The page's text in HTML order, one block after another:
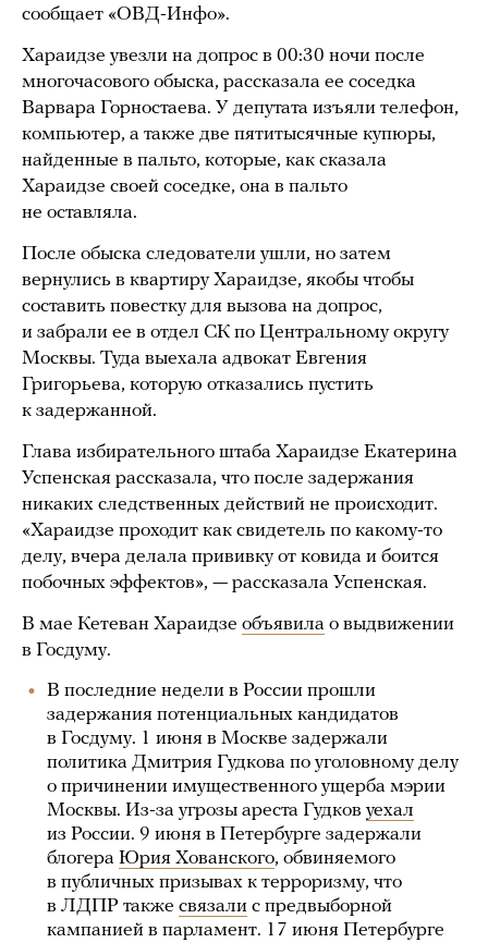
сообщает «ОВД-Инфо».
Хараидзе увезли на допрос в 00:30 ночи после
многочасового обыска, рассказала ее соседка
Варвара Горностаева. У депутата изъяли телефон,
компьютер, а также две пятитысячные купюры,
найденные в пальто, которые, как сказала
Хараидзе своей соседке, она в пальто
не оставляла.
После обыска следователи ушли, но затем
вернулись в квартиру Хараидзе, якобы чтобы
составить повестку для вызова на допрос,
и забрали ее в отдел СК по Центральному округу
Москвы. Туда выехала адвокат Евгения
Григорьева, которую отказались пустить
к задержанной.
Глава избирательного штаба Хараидзе Екатерина
Успенская рассказала, что после задержания
никаких следственных действий не происходит.
«Хараидзе проходит как свидетель по какому-то
делу, вчера делала прививку от ковида и боится
побочных эффектов», — рассказала Успенская.
В мае Кетеван Хараидзе объявила о выдвижении
в Госдуму.
В последние недели в России прошли
задержания потенциальных кандидатов
в Госдуму. 1 июня в Москве задержали
политика Дмитрия Гудкова по уголовному делу
о причинении имущественного ущерба мэрии
Москвы. Из-за угрозы ареста Гудков уехал
из России. 9 июня в Петербурге задержали
блогера Юрия Хованского, обвиняемого
в публичных призывах к терроризму, что
в ЛДПР также связали с предвыборной
кампанией в парламент. 17 июня Петербурге